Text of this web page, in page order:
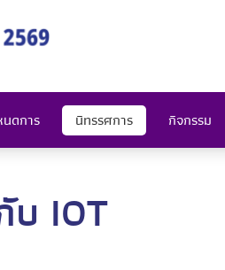
ดการ นิทรรศการ กิจกรรม
บ IOT